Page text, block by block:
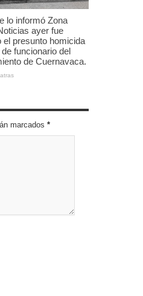
lo informó Zona
ayer fue
el presunto homicida
funcionario del
de Cuernavaca.
marcados *